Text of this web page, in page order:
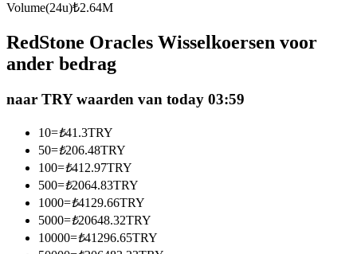
Geniet van winstdeling en copy trading commissies
Volume(24u)₺2.64M
RedStone Oracles Wisselkoersen voor
ander bedrag
naar TRY waarden van today 03:59
10=₺41.3TRY
50=₺206.48TRY
100=₺412.97TRY
500=₺2064.83TRY
1000=₺4129.66TRY
5000=₺20648.32TRY
10000=₺41296.65TRY